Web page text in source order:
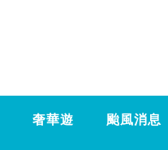
奢華遊 颱風消息